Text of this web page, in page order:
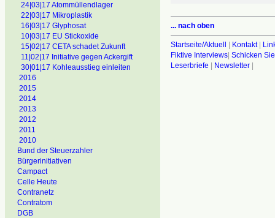
24|03|17 Atommüllendlager
22|03|17 Mikroplastik
16|03|17 Glyphosat
10|03|17 EU Stickoxide
15|02|17 CETA schadet Zukunft
11|02|17 Initiative gegen Ackergift
30|01|17 Kohleausstieg einleiten
2016
2015
2014
2013
2012
2011
2010
Bund der Steuerzahler
Bürgerinitiativen
Campact
Celle Heute
Contranetz
Contratom
DGB
... nach oben
Startseite/Aktuell | Kontakt|
Fiktive Interviews| Schicken
Leserbriefe | Newsletter|